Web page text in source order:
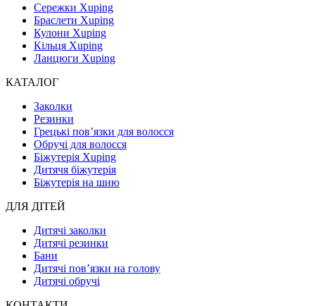
Сережки Xuping
Браслети Xuping
Кулони Xuping
Кільця Xuping
Ланцюги Xuping
КАТАЛОГ
Заколки
Резинки
Грецькі пов’язки для волосся
Обручі для волосся
Біжутерія Xuping
Дитячя біжутерія
Біжутерія на шию
ДЛЯ ДІТЕЙ
Дитячі заколки
Дитячі резинки
Бани
Дитячі пов’язки на голову
Дитячі обручі